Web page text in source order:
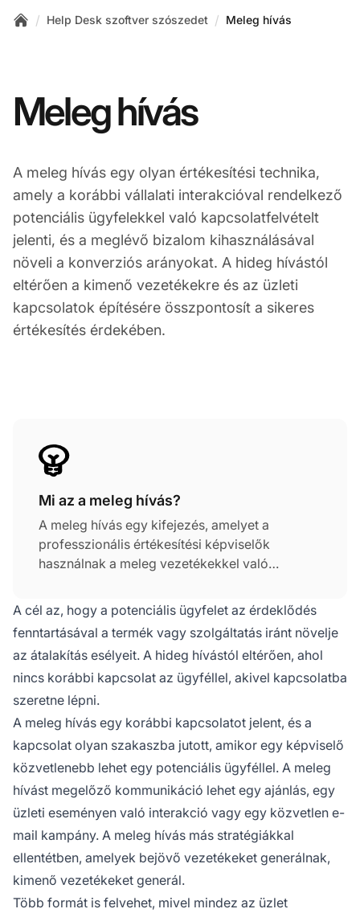
/ Help Desk szoftver szószedet / Meleg hívás
Meleg hívás
A meleg hívás egy olyan értékesítési technika,
amely a korábbi vállalati interakcióval rendelkező
potenciális ügyfelekkel való kapcsolatfelvételt
jelenti, és a meglévő bizalom kihasználásával
növeli a konverziós arányokat. A hideg hívástól
eltérően a kimenő vezetékekre és az üzleti
kapcsolatok építésére összpontosít a sikeres
értékesítés érdekében.
Mi az a meleg hívás?
A meleg hívás egy kifejezés, amelyet a
professzionális értékesítési képviselők
használnak a meleg vezetékekkel való
melegnek, mert az értékesítési képviselőknek
korábban már volt kapcsolatuk az ügyfelekkel.
A cél az, hogy a potenciális ügyfelet az érdeklődés
fenntartásával a termék vagy szolgáltatás iránt növelje
az átalakítás esélyeit. A hideg hívástól eltérően, ahol
nincs korábbi kapcsolat az ügyféllel, akivel kapcsolatba
szeretne lépni.
A meleg hívás egy korábbi kapcsolatot jelent, és a
kapcsolat olyan szakaszba jutott, amikor egy képviselő
közvetlenebb lehet egy potenciális ügyféllel. A meleg
hívást megelőző kommunikáció lehet egy ajánlás, egy
üzleti eseményen való interakció vagy egy közvetlen e-
mail kampány. A meleg hívás más stratégiákkal
ellentétben, amelyek bejövő vezetékeket generálnak,
kimenő vezetékeket generál.
Több formát is felvehet, mivel mindez az üzlet